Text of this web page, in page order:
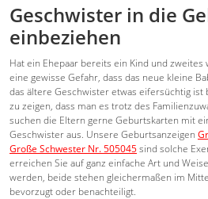
Geschwister in die
einbeziehen
Hat ein Ehepaar bereits ein Kind und
eine gewisse Gefahr, dass das neue kleine
das ältere Geschwister etwas eifersüchtig ist
zu zeigen, dass man es trotz des
suchen die Eltern gerne Geburtskarten mit
Geschwister aus. Unsere Geburtsanzeigen
Große Schwester Nr. 505045sind solche
erreichen Sie auf ganz einfache Art und
werden, beide stehen gleichermaßen im
bevorzugt oder benachteiligt.